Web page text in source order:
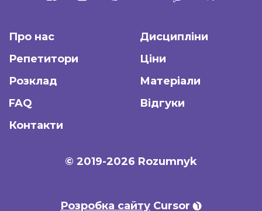
Про нас
Дисципліни
Репетитори
Ціни
Розклад
Матеріали
FAQ
Відгуки
Контакти
© 2019-2026 Rozumnyk
Розробка сайту Cursor